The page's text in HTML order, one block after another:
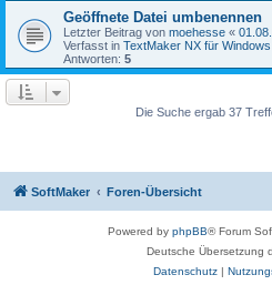
Geöffnete Datei umbenennen
Letzter Beitrag von moehesse «
Verfasst in TextMaker NX für Windows
Antworten: 5
Die Suche ergab 37
SoftMaker Foren-Übersicht
Powered by phpBB® Forum
Deutsche Übersetzung
Datenschutz|